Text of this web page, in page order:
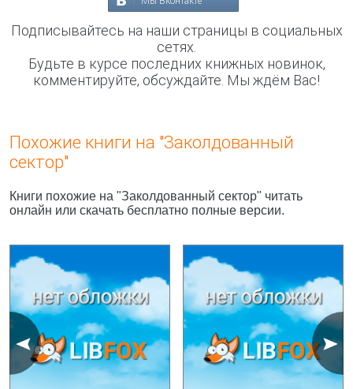
Подписывайтесь на наши страницы в социальных
сетях.
Будьте в курсе последних книжных новинок,
комментируйте, обсуждайте. Мы ждём Вас!
Похожие книги на "Заколдованный
сектор"
Книги похожие на "Заколдованный сектор" читать
онлайн или скачать бесплатно полные версии.